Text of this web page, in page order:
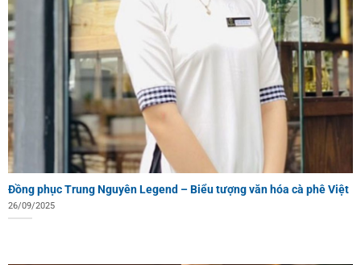
Đồng phục Trung Nguyên Legend – Biểu tượng văn hóa cà phê Việt
26/09/2025